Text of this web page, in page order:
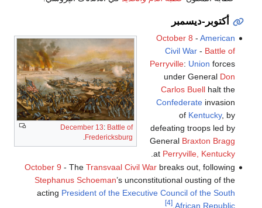
أكتوبر-ديسمبر
December 13: Battle of
Fredericksburg
.
October 8 - American
Civil War- Battle of
Perryville: Union forces
under General Don
Carlos Buellhalt the
Confederateinvasion
of Kentucky, by
defeating troops led by
General Braxton Bragg
at Perryville, Kentucky
October 9 - The Transvaal Civil Warbreaks out, following
Stephanus Schoeman’s unconstitutional ousting of the
acting President of the Executive Council of the South
African Republic
.
[4]